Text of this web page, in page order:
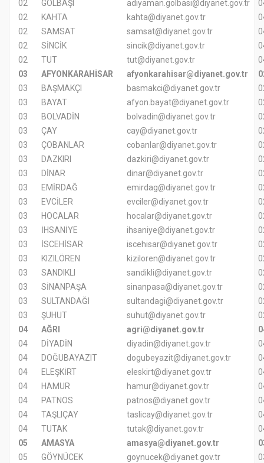
02
GÖLBAŞI adiyaman.golbasi@diyanet.gov.tr
02
KAHTA kahta@diyanet.gov.tr
02
SAMSAT samsat@diyanet.gov.tr
02
SİNCİK sincik@diyanet.gov.tr
02
TUT tut@diyanet.gov.tr
03
AFYONKARAHİSAR afyonkarahisar@diyanet.gov.tr
03
BAŞMAKÇI basmakci@diyanet.gov.tr
03
BAYAT afyon.bayat@diyanet.gov.tr
03
BOLVADİN bolvadin@diyanet.gov.tr
03
ÇAY cay@diyanet.gov.tr
03
ÇOBANLAR cobanlar@diyanet.gov.tr
03
DAZKIRI dazkiri@diyanet.gov.tr
03
DİNAR dinar@diyanet.gov.tr
03
EMİRDAĞ emirdag@diyanet.gov.tr
03
EVCİLER evciler@diyanet.gov.tr
03
HOCALAR hocalar@diyanet.gov.tr
03
İHSANİYE ihsaniye@diyanet.gov.tr
03
İSCEHİSAR iscehisar@diyanet.gov.tr
03
KIZILÖREN kiziloren@diyanet.gov.tr
03
SANDIKLI sandikli@diyanet.gov.tr
03
SİNANPAŞA sinanpasa@diyanet.gov.tr
03
SULTANDAĞI sultandagi@diyanet.gov.tr
03
ŞUHUT suhut@diyanet.gov.tr
04
AĞRI agri@diyanet.gov.tr
04
DİYADİN diyadin@diyanet.gov.tr
04
DOĞUBAYAZIT dogubeyazit@diyanet.gov.tr
04
ELEŞKİRT eleskirt@diyanet.gov.tr
04
HAMUR hamur@diyanet.gov.tr
04
PATNOS patnos@diyanet.gov.tr
04
TAŞLIÇAY taslicay@diyanet.gov.tr
04
TUTAK tutak@diyanet.gov.tr
05
AMASYA amasya@diyanet.gov.tr
05
GÖYNÜCEK goynucek@diyanet.gov.tr